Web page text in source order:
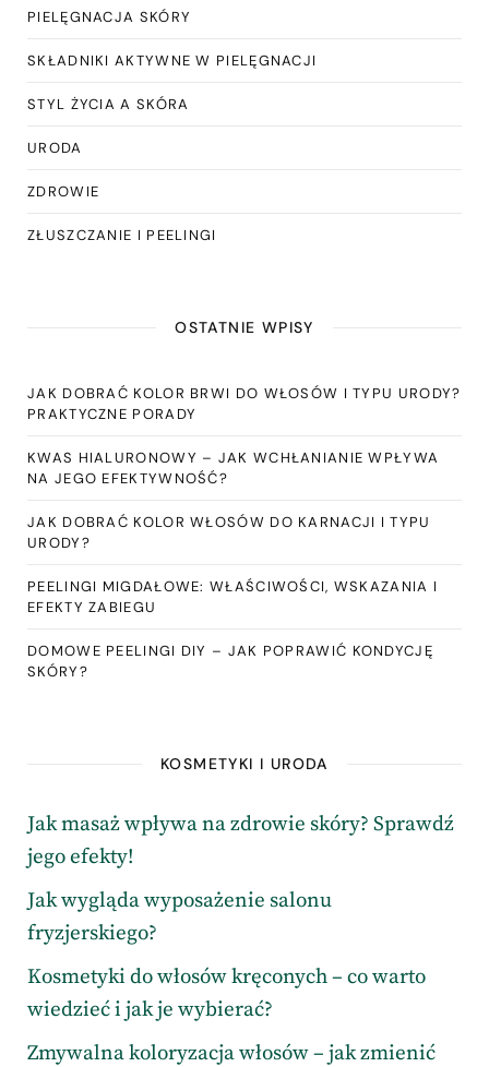
PIELĘGNACJA SKÓRY
SKŁADNIKI AKTYWNE W PIELĘGNACJI
STYL ŻYCIA A SKÓRA
URODA
ZDROWIE
ZŁUSZCZANIE I PEELINGI
OSTATNIE WPISY
JAK DOBRAĆ KOLOR BRWI DO WŁOSÓW I TYPU URODY?
PRAKTYCZNE PORADY
KWAS HIALURONOWY – JAK WCHŁANIANIE WPŁYWA
NA JEGO EFEKTYWNOŚĆ?
JAK DOBRAĆ KOLOR WŁOSÓW DO KARNACJI I TYPU
URODY?
PEELINGI MIGDAŁOWE: WŁAŚCIWOŚCI, WSKAZANIA I
EFEKTY ZABIEGU
DOMOWE PEELINGI DIY – JAK POPRAWIĆ KONDYCJĘ
SKÓRY?
KOSMETYKI I URODA
Jak masaż wpływa na zdrowie skóry? Sprawdź
jego efekty!
Jak wygląda wyposażenie salonu
fryzjerskiego?
Kosmetyki do włosów kręconych – co warto
wiedzieć i jak je wybierać?
Zmywalna koloryzacja włosów – jak zmienić